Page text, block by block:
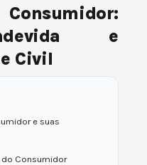
e
Civil
e suas
do Consumidor